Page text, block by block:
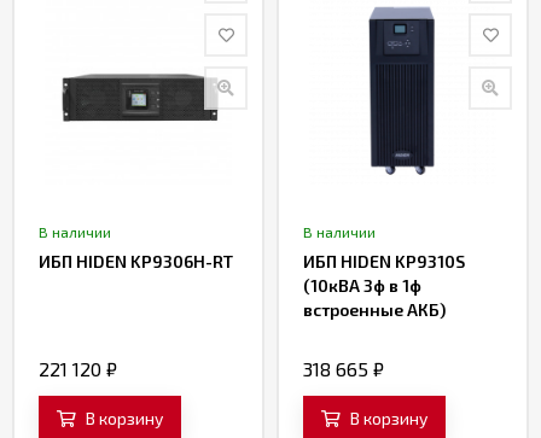
В наличии
ИБП HIDEN KP9306H-RT
221 120 ₽
В корзину
В наличии
ИБП HIDEN KP9310S
(10кВА 3ф в 1ф
встроенные АКБ)
318 665 ₽
В корзину